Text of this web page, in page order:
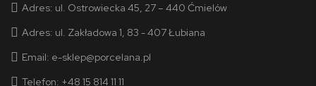
Adres: ul. Ostrowiecka 45, 27 – 440 Ćmielów
Adres: ul. Zakładowa 1, 83 - 407 Łubiana
Email: e-sklep@porcelana.pl
Telefon: +48 15 814 11 11